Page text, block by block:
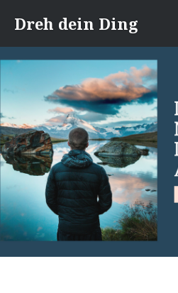
zum
Inhalt
Dreh dein Ding